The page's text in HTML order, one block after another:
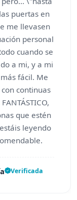
puertas en
me llevasen
personal
cuando se
a mi, y a mi
fácil. Me
continuas
que estén
leyendo
Verificada